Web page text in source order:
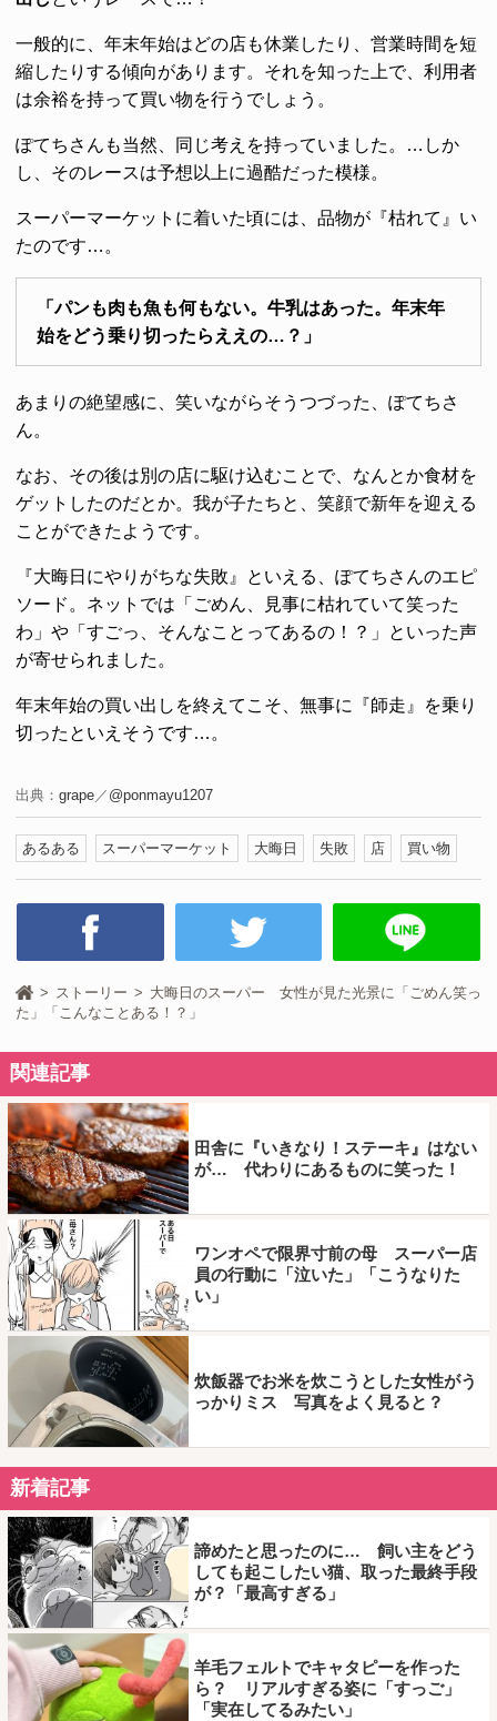
一般的に、年末年始はどの店も休業したり、営業時間を短
縮したりする傾向があります。それを知った上で、利用者
は余裕を持って買い物を行うでしょう。
ぽてちさんも当然、同じ考えを持っていました。…しか
し、そのレースは予想以上に過酷だった模様。
スーパーマーケットに着いた頃には、品物が『枯れて』い
たのです…。
「パンも肉も魚も何もない。牛乳はあった。年末年
始をどう乗り切ったらええの…？」
あまりの絶望感に、笑いながらそうつづった、ぽてちさ
ん。
なお、その後は別の店に駆け込むことで、なんとか食材を
ゲットしたのだとか。我が子たちと、笑顔で新年を迎える
ことができたようです。
『大晦日にやりがちな失敗』といえる、ぽてちさんのエピ
ソード。ネットでは「ごめん、見事に枯れていて笑った
わ」や「すごっ、そんなことってあるの！？」といった声
が寄せられました。
年末年始の買い出しを終えてこそ、無事に『師走』を乗り
切ったといえそうです…。
出典： grape／ @ponmayu1207
あるある スーパーマーケット 大晦日 失敗 店 買い物
ストーリー
大晦日のスーパー 女性が見た光景に「ごめん笑っ
た」「こんなことある！？」
関連記事
田舎に『いきなり！ステーキ』はない
が… 代わりにあるものに笑った！
ワンオペで限界寸前の母 スーパー店
員の行動に「泣いた」「こうなりた
い」
炊飯器でお米を炊こうとした女性がう
っかりミス 写真をよく見ると？
新着記事
諦めたと思ったのに… 飼い主をどう
しても起こしたい猫、取った最終手段
が？「最高すぎる」
羊毛フェルトでキャタピーを作った
ら？ リアルすぎる姿に「すっご」
「実在してるみたい」